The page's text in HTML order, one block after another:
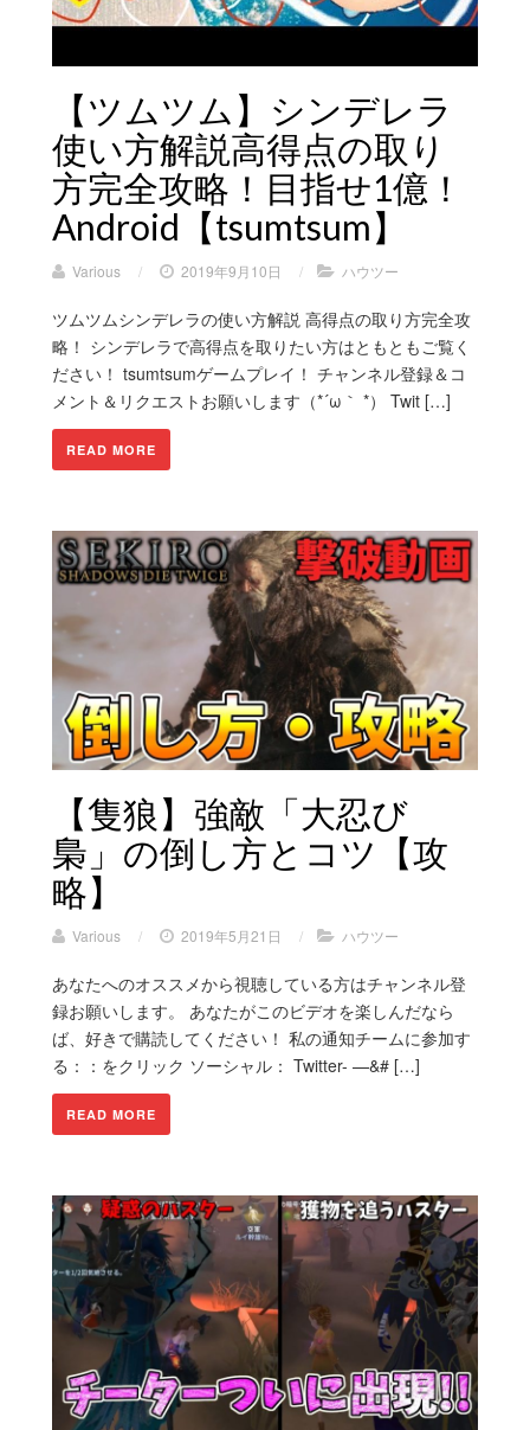
【ツムツム】シンデレラ
使い方解説高得点の取り
方完全攻略！目指せ1億！
Android【tsumtsum】
Various / 2019年9月10日 / ハウツー
ツムツムシンデレラの使い方解説 高得点の取り方完全攻
略！ シンデレラで高得点を取りたい方はともともご覧く
ださい！ tsumtsumゲームプレイ！ チャンネル登録＆コ
メント＆リクエストお願いします（*´ω｀ *） Twit […]
READ MORE
【隻狼】強敵「大忍び
梟」の倒し方とコツ【攻
略】
Various / 2019年5月21日 / ハウツー
あなたへのオススメから視聴している方はチャンネル登
録お願いします。 あなたがこのビデオを楽しんだなら
ば、好きで購読してください！ 私の通知チームに参加す
る：：をクリック ソーシャル： Twitter- —&# […]
READ MORE